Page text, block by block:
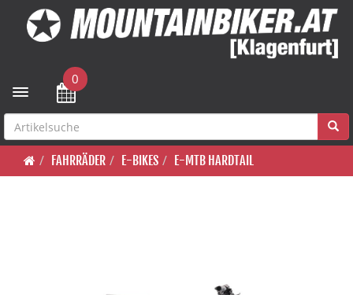
Toggle navigation
0
FAHRRÄDER E-BIKES E-MTB HARDTAIL